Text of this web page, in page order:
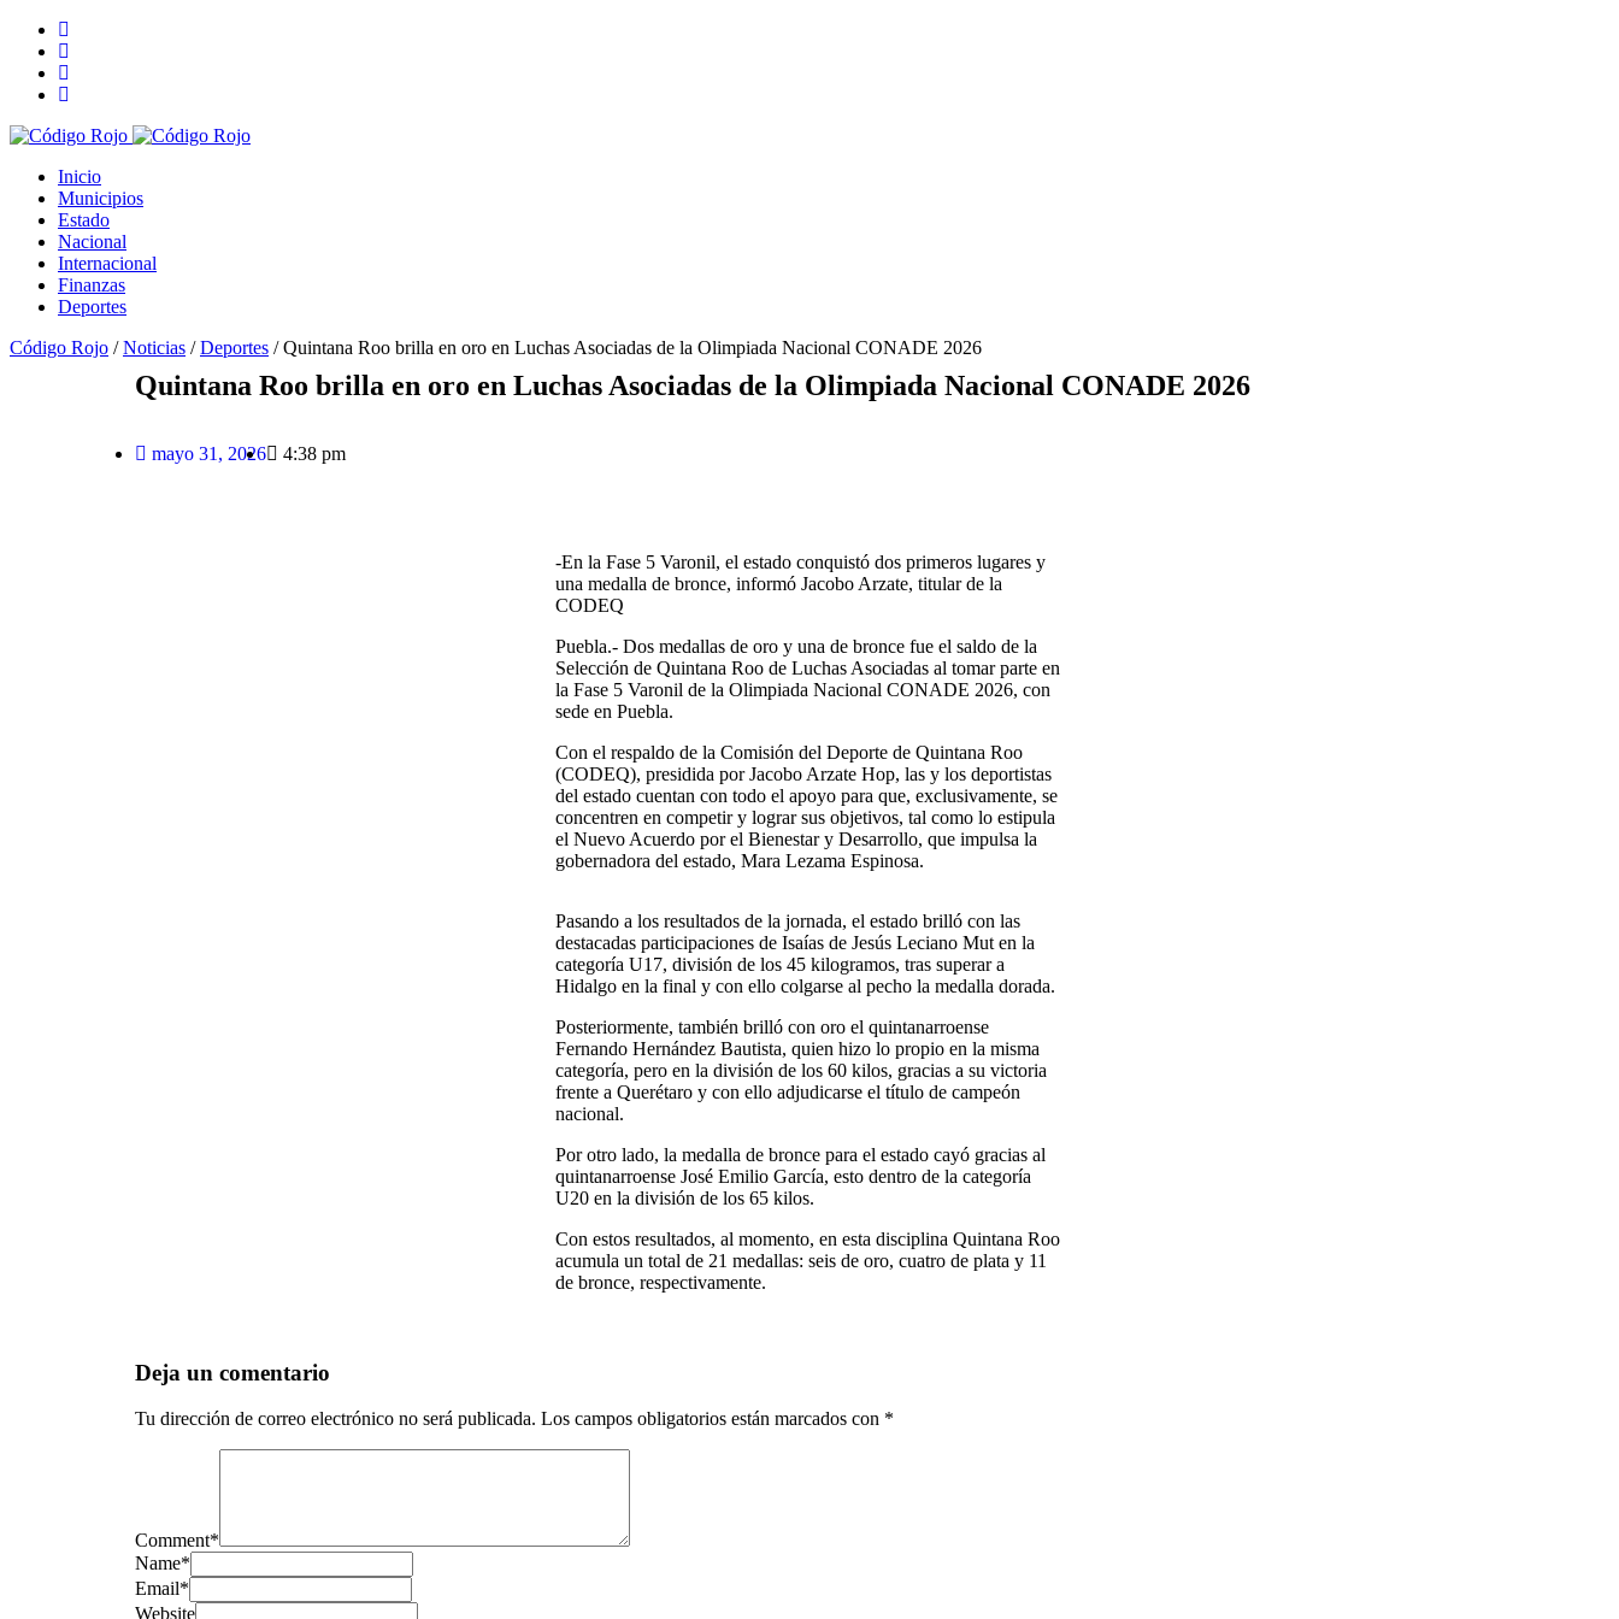
Inicio
Municipios
Estado
Nacional
Internacional
Finanzas
Deportes
Código Rojo /Noticias /Deportes /Quintana Roo brilla en oro en Luchas Asociadas de la Olimpiada Nacional CONADE 2026
Quintana Roo brilla en oro en Luchas Asociadas de la Olimpiada Nacional CONADE 2026
mayo 31, 2026 4:38 pm
-En la Fase 5 Varonil, el estado conquistó dos primeros lugares y
una medalla de bronce, informó Jacobo Arzate, titular de la
CODEQ
Puebla.- Dos medallas de oro y una de bronce fue el saldo de la
Selección de Quintana Roo de Luchas Asociadas al tomar parte en
la Fase 5 Varonil de la Olimpiada Nacional CONADE 2026, con
sede en Puebla.
Con el respaldo de la Comisión del Deporte de Quintana Roo
(CODEQ), presidida por Jacobo Arzate Hop, las y los deportistas
del estado cuentan con todo el apoyo para que, exclusivamente, se
concentren en competir y lograr sus objetivos, tal como lo estipula
el Nuevo Acuerdo por el Bienestar y Desarrollo, que impulsa la
gobernadora del estado, Mara Lezama Espinosa.
Pasando a los resultados de la jornada, el estado brilló con las
destacadas participaciones de Isaías de Jesús Leciano Mut en la
categoría U17, división de los 45 kilogramos, tras superar a
Hidalgo en la final y con ello colgarse al pecho la medalla dorada.
Posteriormente, también brilló con oro el quintanarroense
Fernando Hernández Bautista, quien hizo lo propio en la misma
categoría, pero en la división de los 60 kilos, gracias a su victoria
frente a Querétaro y con ello adjudicarse el título de campeón
nacional.
Por otro lado, la medalla de bronce para el estado cayó gracias al
quintanarroense José Emilio García, esto dentro de la categoría
U20 en la división de los 65 kilos.
Con estos resultados, al momento, en esta disciplina Quintana Roo
acumula un total de 21 medallas: seis de oro, cuatro de plata y 11
de bronce, respectivamente.
Deja un comentario
Tu dirección de correo electrónico no será publicada. Los campos obligatorios están marcados con *
Comment*
Name*
Email*
Website